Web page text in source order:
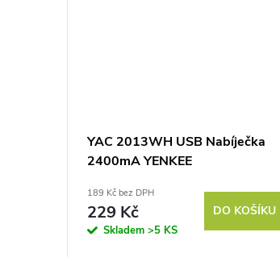
YAC 2013WH USB Nabíječka
2400mA YENKEE
189 Kč bez DPH
229 Kč
Skladem >5 KS
DO KOŠÍKU